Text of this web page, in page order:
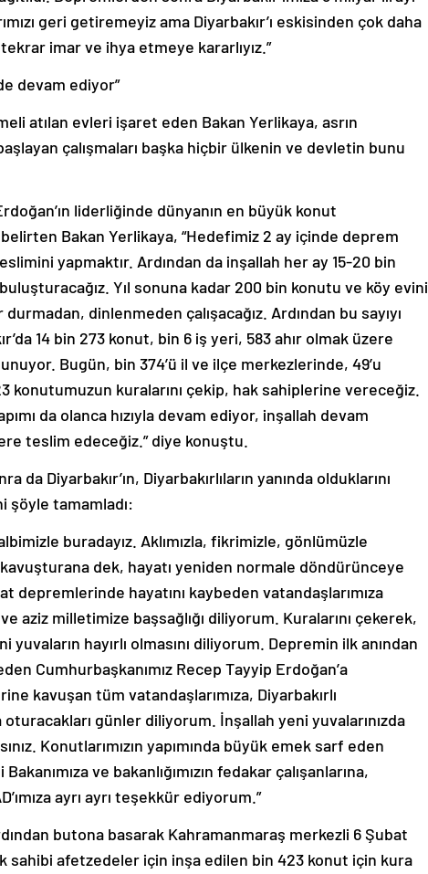
geri getiremeyiz ama Diyarbakır’ı eskisinden çok daha
imar ve ihya etmeye kararlıyız.”
devam ediyor”
atılan evleri işaret eden Bakan Yerlikaya, asrın
çalışmaları başka hiçbir ülkenin ve devletin bunu
liderliğinde dünyanın en büyük konut
Bakan Yerlikaya, “Hedefimiz 2 ay içinde deprem
yapmaktır. Ardından da inşallah her ay 15-20 bin
Yıl sonuna kadar 200 bin konutu ve köy evini
dinlenmeden çalışacağız. Ardından bu sayıyı
14 bin 273 konut, bin 6 iş yeri, 583 ahır olmak üzere
Bugün, bin 374’ü il ve ilçe merkezlerinde, 49’u
konutumuzun kuralarını çekip, hak sahiplerine vereceğiz.
da olanca hızıyla devam ediyor, inşallah devam
teslim edeceğiz.” diye konuştu.
da Diyarbakır’ın, Diyarbakırlıların yanında olduklarını
şöyle tamamladı:
buradayız. Aklımızla, fikrimizle, gönlümüzle
kavuşturana dek, hayatı yeniden normale döndürünceye
depremlerinde hayatını kaybeden vatandaşlarımıza
aziz milletimize başsağlığı diliyorum. Kuralarını çekerek,
hayırlı olmasını diliyorum. Depremin ilk anından
Cumhurbaşkanımız Recep Tayyip Erdoğan’a
kavuşan tüm vatandaşlarımıza, Diyarbakırlı
günler diliyorum. İnşallah yeni yuvalarınızda
Konutlarımızın yapımında büyük emek sarf eden
ve bakanlığımızın fedakar çalışanlarına,
ayrı ayrı teşekkür ediyorum.”
butona basarak Kahramanmaraş merkezli 6 Şubat
sahibi afetzedeler için inşa edilen bin 423 konut için kura